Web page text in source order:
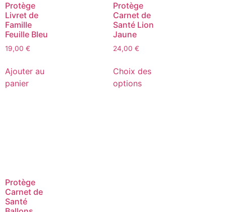
Protège
Livret de
Famille
Feuille Bleu
19,00 €
Ajouter au
panier
Protège
Carnet de
Santé Lion
Jaune
24,00 €
Choix des
options
Protège
Carnet de
Santé